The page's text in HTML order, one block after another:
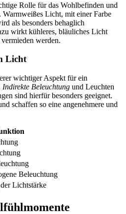
Rolle für das Wohlbefinden und
Warmweißes Licht, mit einer Farbe
als besonders behaglich
wirkt kühleres, bläuliches Licht
werden.
Licht
wichtiger Aspekt für ein
Indirekte Beleuchtung und Leuchten
sind hierfür besonders geeignet.
schaffen so eine angenehmere und
Beleuchtung
Lichtstärke